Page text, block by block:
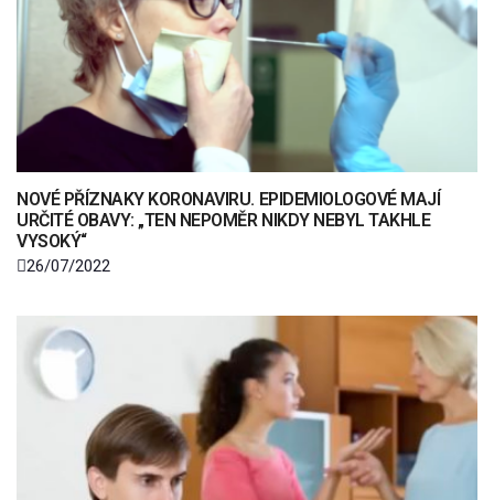
NOVÉ PŘÍZNAKY KORONAVIRU. EPIDEMIOLOGOVÉ MAJÍ
URČITÉ OBAVY: „TEN NEPOMĚR NIKDY NEBYL TAKHLE
VYSOKÝ“
26/07/2022